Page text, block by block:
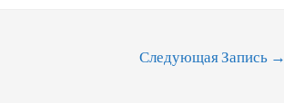
Следующая Запись →